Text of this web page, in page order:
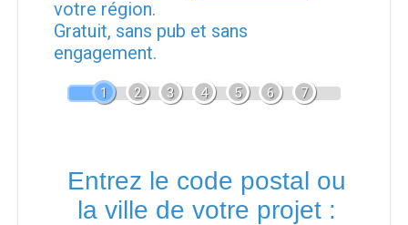
votre région.
Gratuit, sans pub et sans
engagement.
1 2 3 4 5 6 7
Entrez le code postal ou
la ville de votre projet :